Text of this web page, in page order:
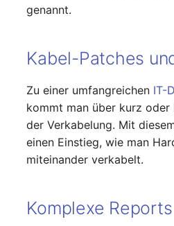
genannt.
Kabel-Patches
Zu einer umfangreichen IT-
kommt man über kurz
der Verkabelung. Mit
einen Einstieg, wie man
miteinander verkabelt.
Komplexe Reports